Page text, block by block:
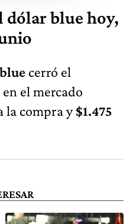
dólar blue hoy,
cerró el
en el mercado
la compra y$1.475